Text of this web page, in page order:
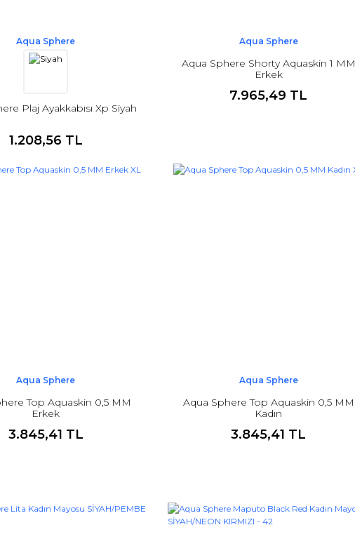
Aqua Sphere
Plaj Ayakkabısı Xp Siyah
1.208,56 TL
Aqua Sphere
Aqua Sphere Shorty Aquaskin 1 MM
Erkek
7.965,49 TL
Aqua Sphere
Top Aquaskin 0,5 MM
Erkek
3.845,41 TL
Aqua Sphere
Aqua Sphere Top Aquaskin 0,5 MM
Kadın
3.845,41 TL